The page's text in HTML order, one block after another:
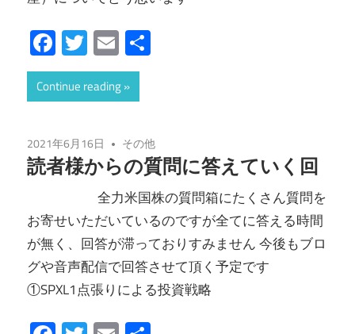
Facebook
Twitter
Email
Continue reading
2021年6月16日 その他
読者様からの質問に答えていく回
全力米国株の質問箱にたくさん質問を
お寄せいただいているのですが全てに答える時間
が無く、回答が滞っておりすみません 今後もブロ
グや音声配信で回答させて頂く予定です
①SPXL1点張りによる投資戦略